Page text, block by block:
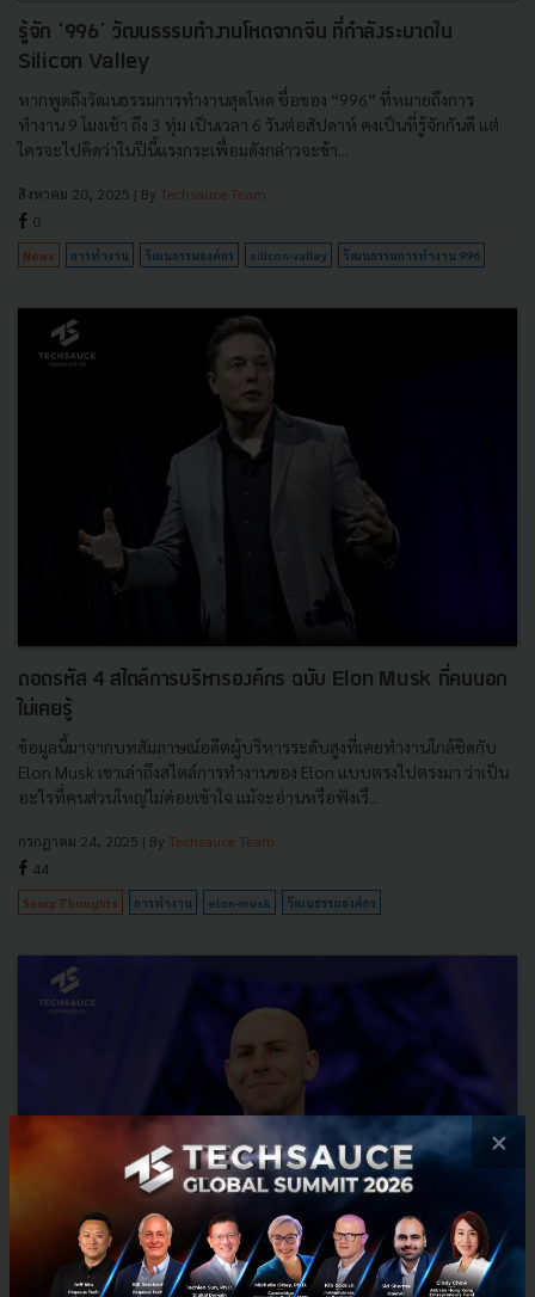
รู้จัก ‘996’ วัฒนธรรมทำงานโหดจากจีน ที่กำลังระบาดใน
Silicon Valley
หากพูดถึงวัฒนธรรมการทำงานสุดโหด ชื่อของ “996” ที่หมายถึงการ
ทำงาน 9 โมงเช้า ถึง 3 ทุ่ม เป็นเวลา 6 วันต่อสัปดาห์ คงเป็นที่รู้จักกันดี แต่
ใครจะไปคิดว่าในปีนี้แรงกระเพื่อมดังกล่าวจะข้า...
สิงหาคม 20, 2025 | By Techsauce Team
0
News การทำงาน วัฒนธรรมองค์กร silicon-valley วัฒนธรรมการทำงาน 996
ถอดรหัส 4 สไตล์การบริหารองค์กร ฉบับ Elon Musk ที่คนนอก
ไม่เคยรู้
ข้อมูลนี้มาจากบทสัมภาษณ์อดีตผู้บริหารระดับสูงที่เคยทำงานใกล้ชิดกับ
Elon Musk เขาเล่าถึงสไตล์การทำงานของ Elon แบบตรงไปตรงมา ว่าเป็น
อะไรที่คนส่วนใหญ่ไม่ค่อยเข้าใจ แม้จะอ่านหรือฟังเรื...
กรกฎาคม 24, 2025 | By Techsauce Team
44
Saucy Thoughts การทำงาน elon-musk วัฒนธรรมองค์กร
×